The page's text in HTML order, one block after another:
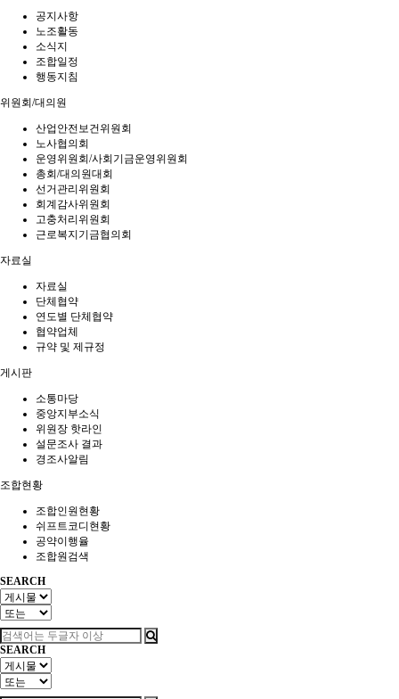
공지사항
노조활동
소식지
조합일정
행동지침
위원회/대의원
산업안전보건위원회
노사협의회
운영위원회/사회기금운영위원회
총회/대의원대회
선거관리위원회
회계감사위원회
고충처리위원회
근로복지기금협의회
자료실
자료실
단체협약
연도별 단체협약
협약업체
규약 및 제규정
게시판
소통마당
중앙지부소식
위원장 핫라인
설문조사 결과
경조사알림
조합현황
조합인원현황
쉬프트코디현황
공약이행율
조합원검색
SEARCH
SEARCH